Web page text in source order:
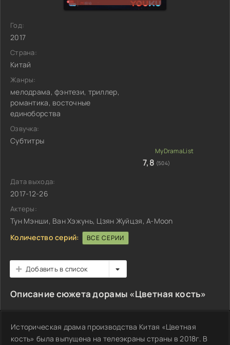
Год:
2017
Страна:
Китай
Жанры:
мелодрама, фэнтези, триллер,
романтика, восточные
единоборства
Озвучка:
Субтитры
7,8 (504)
Дата выхода:
2017-12-26
Актеры:
Тун Мэнши, Ван Хэжунь, Цзян Жуйцзя, A-Moon
Количество серий:
ВСЕ СЕРИИ
Добавить в список
Описание сюжета дорамы «Цветная кость»
Историческая драма производства Китая «Цветная
кость» была выпущена на телеэкраны страны в 2018г. В